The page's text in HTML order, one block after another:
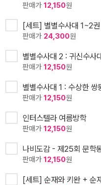
판매가 12,150원
[세트] 별별수사대 1~2
판매가 24,300원
별별수사대 2 : 귀신수사
판매가 12,150원
별별수사대 1 : 수상한 쌍
판매가 12,150원
인터스텔라 여름방학
판매가 12,150원
나비도감 - 제25회 문학
판매가 12,150원
[세트] 순재와 키완 + 순